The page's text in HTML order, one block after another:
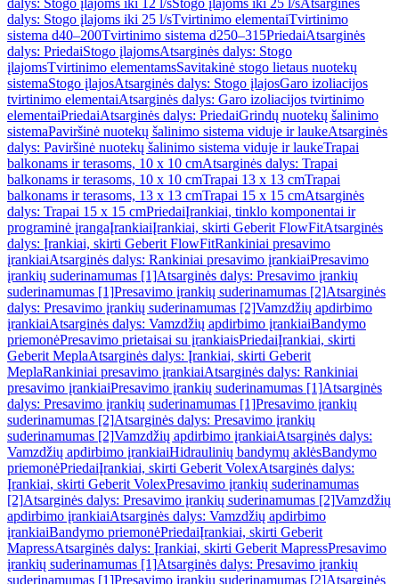
dalys: Stogo įlajoms iki 12 l/sStogo įlajoms iki 25 l/sAtsarginės
dalys: Stogo įlajoms iki 25 l/sTvirtinimo elementaiTvirtinimo
sistema d40–200Tvirtinimo sistema d250–315PriedaiAtsarginės
dalys: PriedaiStogo įlajomsAtsarginės dalys: Stogo
įlajomsTvirtinimo elementamsSavitakinė stogo lietaus nuotekų
sistemaStogo įlajosAtsarginės dalys: Stogo įlajosGaro izoliacijos
tvirtinimo elementaiAtsarginės dalys: Garo izoliacijos tvirtinimo
elementaiPriedaiAtsarginės dalys: PriedaiGrindų nuotekų šalinimo
sistemaPaviršinė nuotekų šalinimo sistema viduje ir laukeAtsarginės
dalys: Paviršinė nuotekų šalinimo sistema viduje ir laukeTrapai
balkonams ir terasoms, 10 x 10 cmAtsarginės dalys: Trapai
balkonams ir terasoms, 10 x 10 cmTrapai 13 x 13 cmTrapai
balkonams ir terasoms, 13 x 13 cmTrapai 15 x 15 cmAtsarginės
dalys: Trapai 15 x 15 cmPriedaiĮrankiai, tinklo komponentai ir
programinė įrangaĮrankiaiĮrankiai, skirti Geberit FlowFitAtsarginės
dalys: Įrankiai, skirti Geberit FlowFitRankiniai presavimo
įrankiaiAtsarginės dalys: Rankiniai presavimo įrankiaiPresavimo
įrankių suderinamumas [1]Atsarginės dalys: Presavimo įrankių
suderinamumas [1]Presavimo įrankių suderinamumas [2]Atsarginės
dalys: Presavimo įrankių suderinamumas [2]Vamzdžių apdirbimo
įrankiaiAtsarginės dalys: Vamzdžių apdirbimo įrankiaiBandymo
priemonėPresavimo prietaisai su įrankiaisPriedaiĮrankiai, skirti
Geberit MeplaAtsarginės dalys: Įrankiai, skirti Geberit
MeplaRankiniai presavimo įrankiaiAtsarginės dalys: Rankiniai
presavimo įrankiaiPresavimo įrankių suderinamumas [1]Atsarginės
dalys: Presavimo įrankių suderinamumas [1]Presavimo įrankių
suderinamumas [2]Atsarginės dalys: Presavimo įrankių
suderinamumas [2]Vamzdžių apdirbimo įrankiaiAtsarginės dalys:
Vamzdžių apdirbimo įrankiaiHidraulinių bandymų aklėsBandymo
priemonėPriedaiĮrankiai, skirti Geberit VolexAtsarginės dalys:
Įrankiai, skirti Geberit VolexPresavimo įrankių suderinamumas
[2]Atsarginės dalys: Presavimo įrankių suderinamumas [2]Vamzdžių
apdirbimo įrankiaiAtsarginės dalys: Vamzdžių apdirbimo
įrankiaiBandymo priemonėPriedaiĮrankiai, skirti Geberit
MapressAtsarginės dalys: Įrankiai, skirti Geberit MapressPresavimo
įrankių suderinamumas [1]Atsarginės dalys: Presavimo įrankių
suderinamumas [1]Presavimo įrankių suderinamumas [2]Atsarginės